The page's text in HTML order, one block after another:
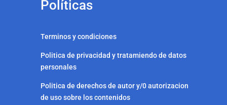
Políticas
Terminos y condiciones
Politica de privacidad y tratamiendo de datos
personales
Politica de derechos de autor y/0 autorizacion
de uso sobre los contenidos